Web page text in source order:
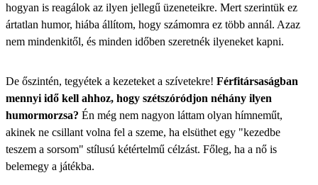
hogyan is reagálok az ilyen jellegű üzeneteikre. Mert szerintük ez
ártatlan humor, hiába állítom, hogy számomra ez több annál. Azaz
nem mindenkitől, és minden időben szeretnék ilyeneket kapni.
De őszintén, tegyétek a kezeteket a szívetekre! Férfitársaságban
mennyi idő kell ahhoz, hogy szétszóródjon néhány ilyen
humormorzsa? Én még nem nagyon láttam olyan hímneműt,
akinek ne csillant volna fel a szeme, ha elsüthet egy "kezedbe
teszem a sorsom" stílusú kétértelmű célzást. Főleg, ha a nő is
belemegy a játékba.